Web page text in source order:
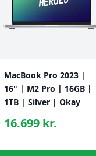
MacBook Pro 2023 |
16" | M2 Pro | 16GB |
1TB | Silver | Okay
16.699 kr.